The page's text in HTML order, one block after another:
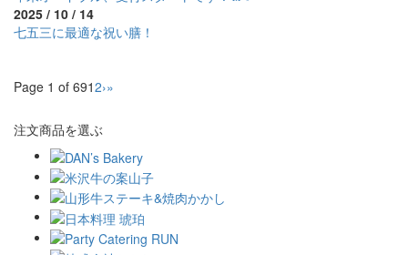
2025 / 10 / 14
七五三に最適な祝い膳！
Page 1 of 6912›»
注文商品を選ぶ